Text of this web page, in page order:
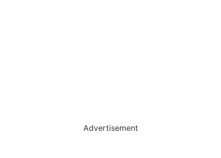
Advertisement